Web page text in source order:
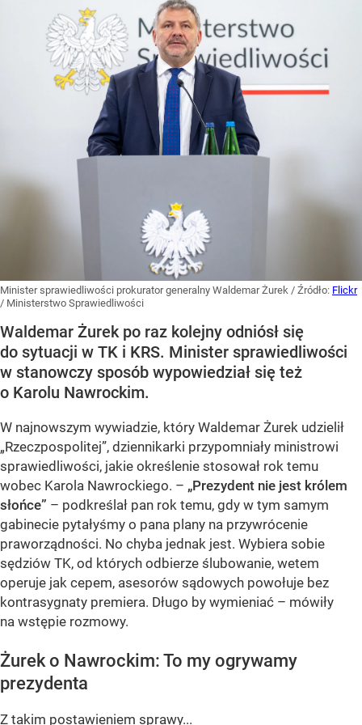
Minister sprawiedliwości prokurator generalny Waldemar Żurek / Źródło: Flickr
/ Ministerstwo Sprawiedliwości
Waldemar Żurek po raz kolejny odniósł się
do sytuacji w TK i KRS. Minister sprawiedliwości
w stanowczy sposób wypowiedział się też
o Karolu Nawrockim.
W najnowszym wywiadzie, który Waldemar Żurek udzielił
„Rzeczpospolitej”, dziennikarki przypomniały ministrowi
sprawiedliwości, jakie określenie stosował rok temu
wobec Karola Nawrockiego. – „Prezydent nie jest królem
słońce” – podkreślał pan rok temu, gdy w tym samym
gabinecie pytałyśmy o pana plany na przywrócenie
praworządności. No chyba jednak jest. Wybiera sobie
sędziów TK, od których odbierze ślubowanie, wetem
operuje jak cepem, asesorów sądowych powołuje bez
kontrasygnaty premiera. Długo by wymieniać – mówiły
na wstępie rozmowy.
Żurek o Nawrockim: To my ogrywamy
prezydenta
Z takim postawieniem sprawy...